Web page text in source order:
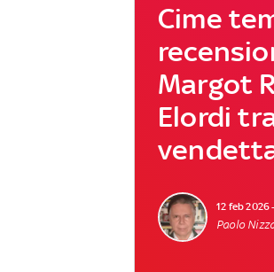
Cime
Margot
Elordi
12 feb 2026
Paolo